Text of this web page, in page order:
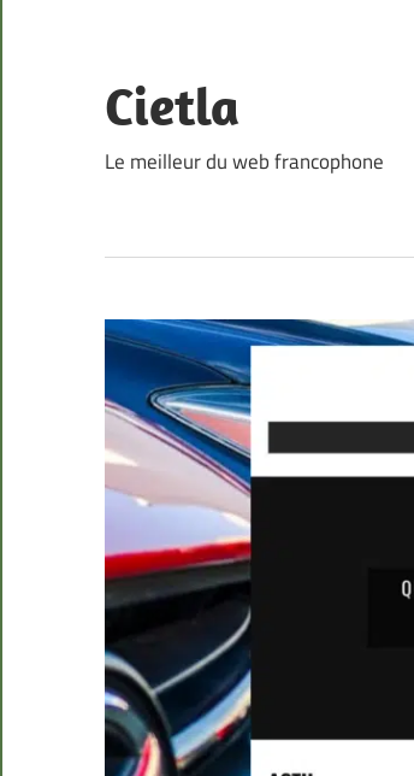
content
Cietla
Le meilleur du web francophone